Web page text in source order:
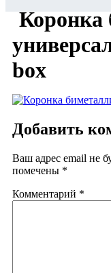
Коронка
box
Добавить
Ваш адрес email не
помечены *
Комментарий *